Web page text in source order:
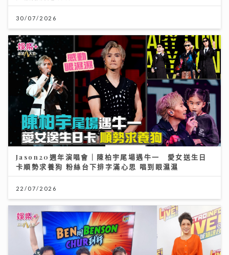
30/07/2026
Jason20週年演唱會｜陳柏宇尾場遇牛一 愛女送生日
卡順勢求養狗 粉絲台下排字滿心思 唱到眼濕濕
22/07/2026